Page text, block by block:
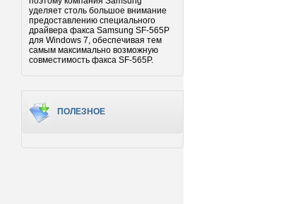
уделяет столь большое внимание
предоставлению специального
драйвера факса Samsung SF-565P
для Windows 7, обеспечивая тем
самым максимально возможную
совместимость факса SF-565P.
ПОЛЕЗНОЕ